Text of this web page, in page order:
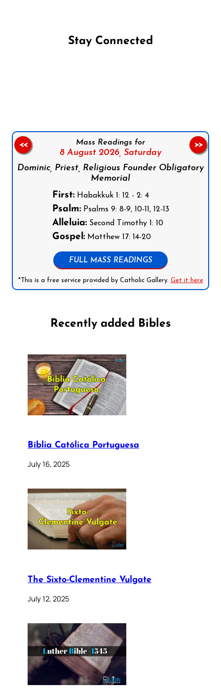
Stay Connected
Mass Readings for
8 August 2026, Saturday
Dominic, Priest, Religious Founder Obligatory
Memorial
First:Habakkuk 1: 12 - 2: 4
Psalm:Psalms 9: 8-9, 10-11, 12-13
Alleluia:Second Timothy 1: 10
Gospel:Matthew 17: 14-20
FULL MASS READINGS
*This is a free service provided by Catholic Gallery. Get it here
<< >>
Recently added Bibles
Bíblia Católica Portuguesa
July 16, 2025
The Sixto-Clementine Vulgate
July 12, 2025